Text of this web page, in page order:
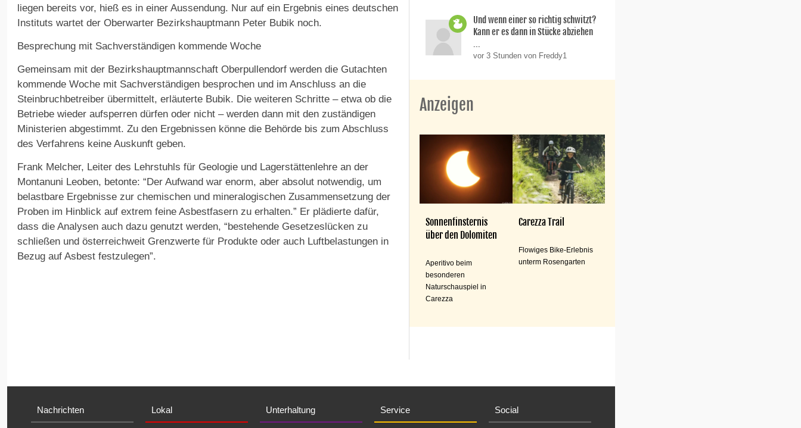
liegen bereits vor, hieß es in einer Aussendung. Nur auf ein Ergebnis eines deutschen
Instituts wartet der Oberwarter Bezirkshauptmann Peter Bubik noch.
Besprechung mit Sachverständigen kommende Woche
Gemeinsam mit der Bezirkshauptmannschaft Oberpullendorf werden die Gutachten
kommende Woche mit Sachverständigen besprochen und im Anschluss an die
Steinbruchbetreiber übermittelt, erläuterte Bubik. Die weiteren Schritte – etwa ob die
Betriebe wieder aufsperren dürfen oder nicht – werden dann mit den zuständigen
Ministerien abgestimmt. Zu den Ergebnissen könne die Behörde bis zum Abschluss
des Verfahrens keine Auskunft geben.
Frank Melcher, Leiter des Lehrstuhls für Geologie und Lagerstättenlehre an der
Montanuni Leoben, betonte: “Der Aufwand war enorm, aber absolut notwendig, um
belastbare Ergebnisse zur chemischen und mineralogischen Zusammensetzung der
Proben im Hinblick auf extrem feine Asbestfasern zu erhalten.” Er plädierte dafür,
dass die Analysen auch dazu genutzt werden, “bestehende Gesetzeslücken zu
schließen und österreichweit Grenzwerte für Produkte oder auch Luftbelastungen in
Bezug auf Asbest festzulegen”.
Und wenn einer so richtig schwitzt?
Kann er es dann in Stücke abziehen
...
vor 3 Stunden von Freddy1
Anzeigen
Sonnenfinsternis
über den Dolomiten
Aperitivo beim
besonderen
Naturschauspiel in
Carezza
Carezza Trail
Flowiges Bike-Erlebnis
unterm Rosengarten
Nachrichten Lokal Unterhaltung Service Social